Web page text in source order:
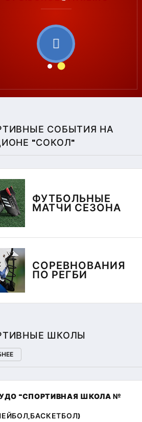
СОБЫТИЯ НА
"СОКОЛ"
ФУТБОЛЬНЫЕ
МАТЧИ СЕЗОНА
СОРЕВНОВАНИЯ
ПО РЕГБИ
ШКОЛЫ
"СПОРТИВНАЯ ШКОЛА №